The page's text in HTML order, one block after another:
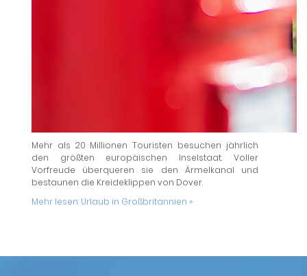
Mehr als 20 Millionen Touristen besuchen jährlich
den größten europäischen Inselstaat. Voller
Vorfreude überqueren sie den Ärmelkanal und
bestaunen die Kreideklippen von Dover.
Mehr lesen: Urlaub in Großbritannien »